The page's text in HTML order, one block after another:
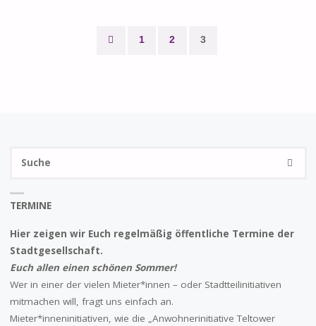
1 2 3
SUCHE
TERMINE
Hier zeigen wir Euch regelmäßig öffentliche Termine der
Stadtgesellschaft.
Euch allen einen schönen Sommer!
Wer in einer der vielen Mieter*innen – oder Stadtteilinitiativen
mitmachen will, fragt uns einfach an.
Mieter*inneninitiativen, wie die „Anwohnerinitiative Teltower